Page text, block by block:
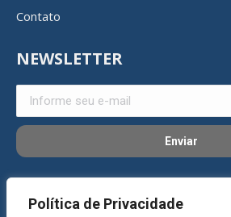
Política de Privacidade
Contato
NEWSLETTER
REDES SOCIAIS